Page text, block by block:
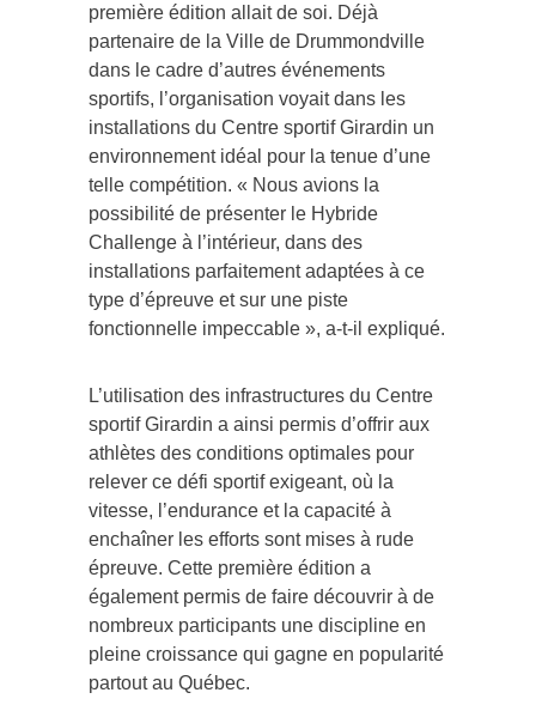
première édition allait de soi. Déjà
partenaire de la Ville de Drummondville
dans le cadre d’autres événements
sportifs, l’organisation voyait dans les
installations du Centre sportif Girardin un
environnement idéal pour la tenue d’une
telle compétition. « Nous avions la
possibilité de présenter le Hybride
Challenge à l’intérieur, dans des
installations parfaitement adaptées à ce
type d’épreuve et sur une piste
fonctionnelle impeccable », a-t-il expliqué.
L’utilisation des infrastructures du Centre
sportif Girardin a ainsi permis d’offrir aux
athlètes des conditions optimales pour
relever ce défi sportif exigeant, où la
vitesse, l’endurance et la capacité à
enchaîner les efforts sont mises à rude
épreuve. Cette première édition a
également permis de faire découvrir à de
nombreux participants une discipline en
pleine croissance qui gagne en popularité
partout au Québec.